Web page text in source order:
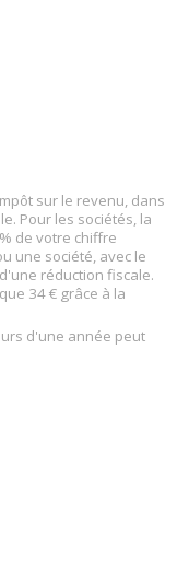
sur le revenu, dans
Pour les sociétés, la
de votre chiffre
une société, avec le
réduction fiscale.
34 € grâce à la
d'une année peut